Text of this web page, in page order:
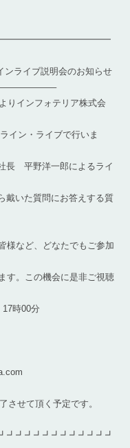
ンライブ説明会のお知らせ
りインフォテリア株式会
イン・ライブで行いま
長 平野洋一郎によるライ
戴いた質問にお答えする質
様など、どなたでもご参加
す。この機会に是非ご視聴
時00分
させて頂く予定です。